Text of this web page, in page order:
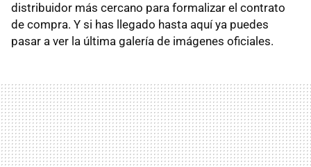
distribuidor más cercano para formalizar el contrato
de compra. Y si has llegado hasta aquí ya puedes
pasar a ver la última galería de imágenes oficiales.